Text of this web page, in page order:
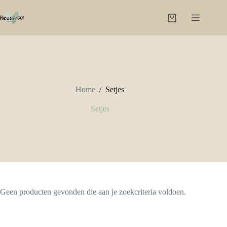
de
Winkelwagen
Home / Setjes
Setjes
Geen producten gevonden die aan je zoekcriteria voldoen.